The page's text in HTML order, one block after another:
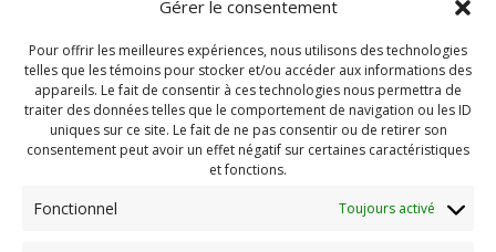
Gérer le consentement
Pour offrir les meilleures expériences, nous utilisons des technologies
telles que les témoins pour stocker et/ou accéder aux informations des
appareils. Le fait de consentir à ces technologies nous permettra de
traiter des données telles que le comportement de navigation ou les ID
uniques sur ce site. Le fait de ne pas consentir ou de retirer son
consentement peut avoir un effet négatif sur certaines caractéristiques
et fonctions.
Fonctionnel Toujours activé